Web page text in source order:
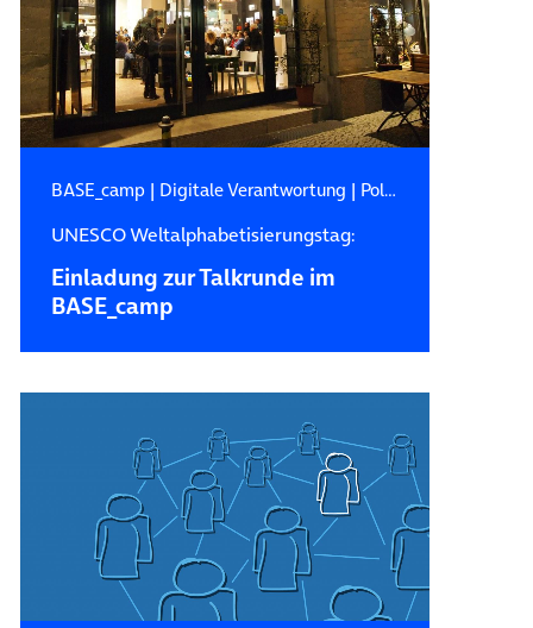
BASE_camp | Digitale Verantwortung | Politik
UNESCO Weltalphabetisierungstag:
Einladung zur Talkrunde im
BASE_camp